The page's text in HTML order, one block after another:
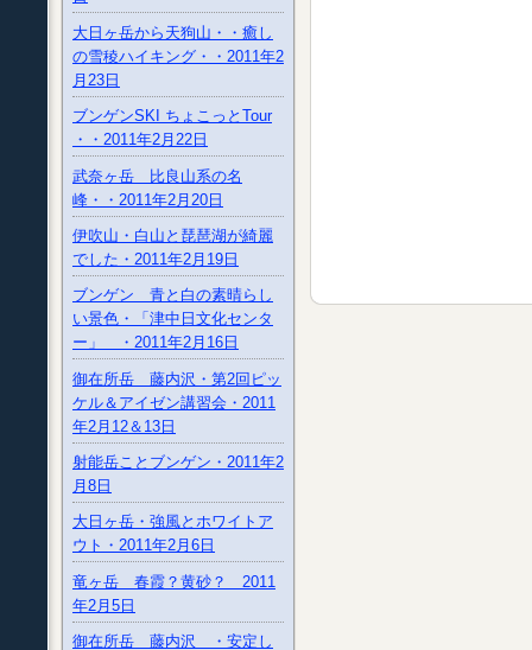
大日ヶ岳から天狗山・・癒し
の雪稜ハイキング・・2011年2
月23日
ブンゲンSKI ちょこっとTour
・・2011年2月22日
武奈ヶ岳 比良山系の名
峰・・2011年2月20日
伊吹山・白山と琵琶湖が綺麗
でした・2011年2月19日
ブンゲン 青と白の素晴らし
い景色・「津中日文化センタ
ー」 ・2011年2月16日
御在所岳 藤内沢・第2回ピッ
ケル＆アイゼン講習会・2011
年2月12＆13日
射能岳ことブンゲン・2011年2
月8日
大日ヶ岳・強風とホワイトア
ウト・2011年2月6日
竜ヶ岳 春霞？黄砂？ 2011
年2月5日
御在所岳 藤内沢 ・安定し